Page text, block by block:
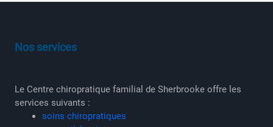
Nos services
Le Centre chiropratique familial de Sherbrooke offre les
services suivants :
soins chiropratiques